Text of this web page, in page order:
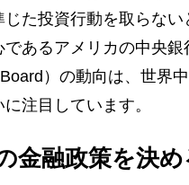
た投資行動を取らな
あるアメリカの中央銀
）の動向は、世界
注目しています。
金融政策を決